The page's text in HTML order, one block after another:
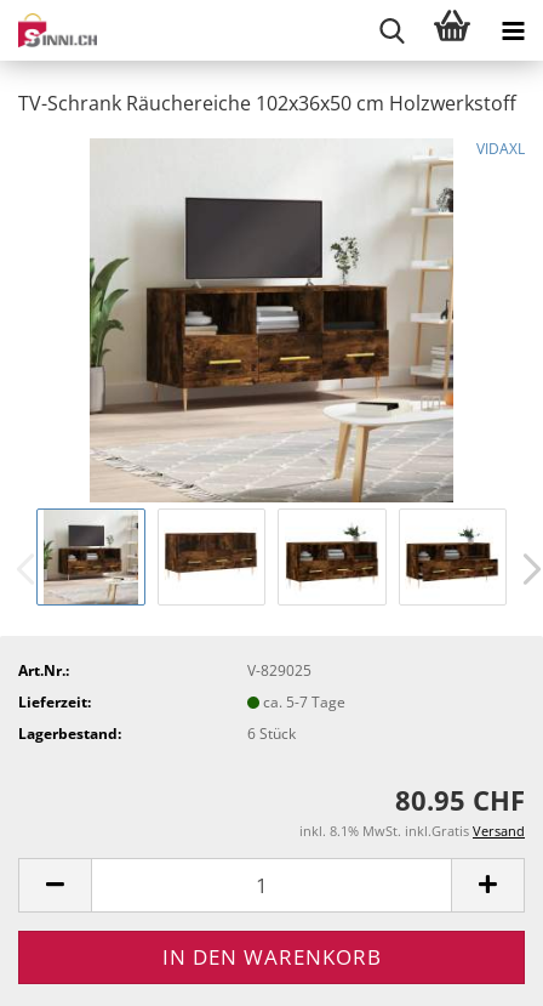
TV-Schrank Räuchereiche 102x36x50 cm Holzwerkstoff
VIDAXL
Art.Nr.:
V-829025
Lieferzeit:
ca. 5-7 Tage
Lagerbestand:
6Stück
80.95 CHF
inkl. 8.1% MwSt. inkl.Gratis Versand